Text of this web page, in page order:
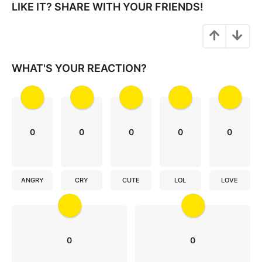
i
i
LIKE IT? SHARE WITH YOUR FRIENDS!
WHAT'S YOUR REACTION?
0
ANGRY
0
CRY
0
CUTE
0
LOL
0
LOVE
0 0